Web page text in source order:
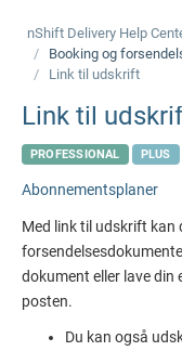
nShift Delivery Help
Booking og
Link til udskrift
Link til
PROFESSIONAL PLUS
Abonnementsplaner
Med link til udskrift kan
dokument eller lave din
posten.
Du kan også